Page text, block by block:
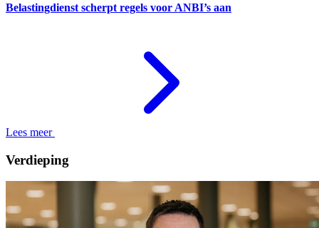
Belastingdienst scherpt regels voor ANBI’s aan
Lees meer
Verdieping